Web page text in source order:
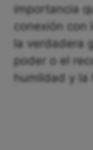
importancia
conexión con
la verdadera
poder o el
humildad y la